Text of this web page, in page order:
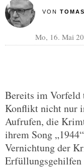
VON
Mo, 16. Mai
Bereits im Vorfeld
Konflikt nicht nur
Aufrufen, die
ihrem Song
Vernichtung der
Erfüllungsgehilfen